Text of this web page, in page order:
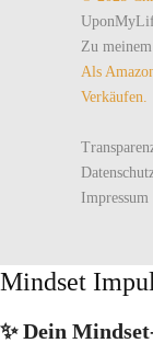
Zu
Als
Verkäufen.
Impressum
Mindset
✨ Dein